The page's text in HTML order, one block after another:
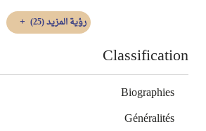
رؤية المزيد(25)
Classification
Biographies
Généralités